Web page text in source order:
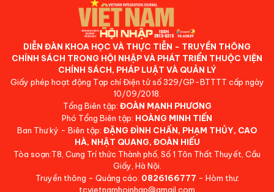
DIỄN ĐÀN KHOA HỌC VÀ THỰC TIỄN - TRUYỀN THÔNG
CHÍNH SÁCH TRONG HỘI NHẬP VÀ PHÁT TRIỂN THUỘC VIỆN
CHÍNH SÁCH, PHÁP LUẬT VÀ QUẢN LÝ
Giấy phép hoạt động Tạp chí Điện tử số 329/GP-BTTTT cấp ngày
10/09/2018.
Tổng Biên tập: ĐOÀN MẠNH PHƯƠNG
Phó Tổng Biên tập: HOÀNG MINH TIẾN
Ban Thư ký - Biên tập: ĐẶNG ĐÌNH CHẤN, PHẠM THỦY, CAO
HÀ, NHẬT QUANG, ĐOÀN HIẾU
Tòa soạn:T8, Cung Trí thức Thành phố, Số 1 Tôn Thất Thuyết, Cầu
Giấy, Hà Nội.
Truyền thông - Quảng cáo: 0826166777 - Hòm thư:
tcvietnamhoinhap@gmail.com